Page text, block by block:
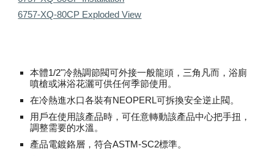
6757-XQ-80CP Exploded View
本體1/2"冷熱調節閥可外接一般龍頭，三角凡而，浴廁
噴槍或淋浴花灑可供任何季節使用。
在冷熱進水口各裝有NEOPERL可拆換安全逆止閥。
用戶在使用該產品時，可任意轉動該產品中心把手扭，
調整需要的水溫。
產品電鍍鉻層，符合ASTM-SC2標準。